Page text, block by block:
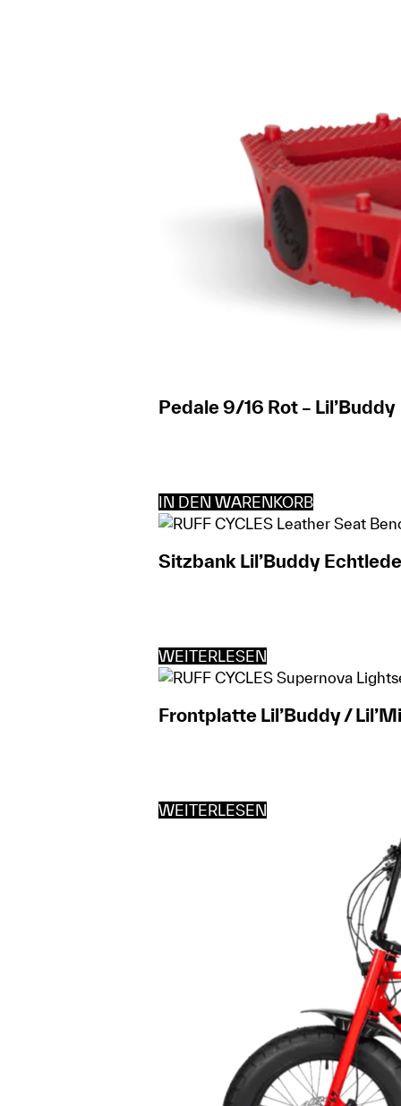
Pedale 9/16 Rot – Lil’Buddy
IN DEN WARENKORB
Sitzbank Lil’Buddy
WEITERLESEN
Frontplatte Lil’Buddy /
WEITERLESEN